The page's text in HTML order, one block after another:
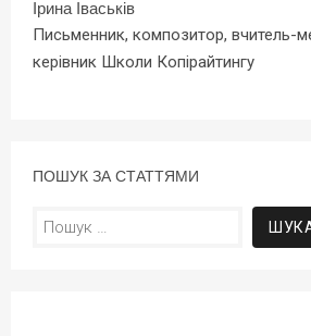
Ірина Іваськів
Письменник, композитор, вчитель-
керівник Школи Копірайтингу
ПОШУК ЗА СТАТТЯМИ
Пошук: